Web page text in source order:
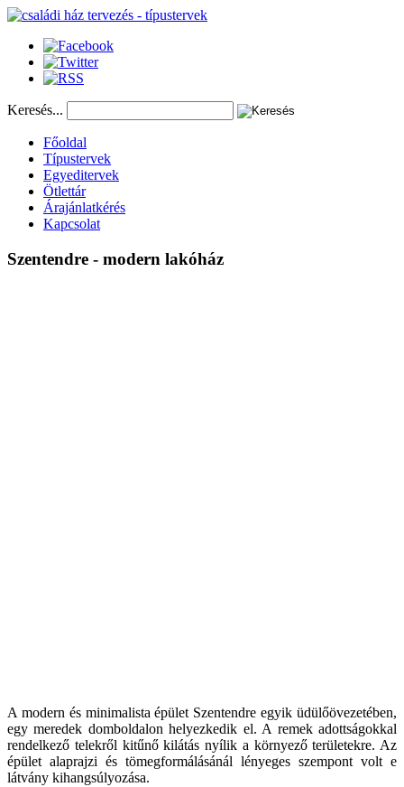
Keresés...
Főoldal
Típustervek
Egyeditervek
Ötlettár
Árajánlatkérés
Kapcsolat
Szentendre - modern lakóház
A modern és minimalista épület Szentendre egyik üdülőövezetében,
egy meredek domboldalon helyezkedik el. A remek adottságokkal
rendelkező telekről kitűnő kilátás nyílik a környező területekre. Az
épület alaprajzi és tömegformálásánál lényeges szempont volt e
látvány kihangsúlyozása.